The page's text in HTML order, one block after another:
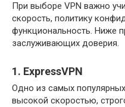
При выборе VPN важно
скорость, политику
функциональность. Ниже
заслуживающих доверия.
1. ExpressVPN
Одно из самых
высокой скоростью,